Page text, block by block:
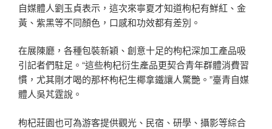
自媒體人劉玉貞表示，這次來寧夏才知道枸杞有鮮紅、金
黃、紫黑等不同顏色，口感和功效都有差別。
在展陳廳，各種包裝新穎、創意十足的枸杞深加工產品吸
引記者們駐足。“這些枸杞衍生產品更契合青年群體消費習
慣，尤其剛才喝的那杯枸杞生椰拿鐵讓人驚艷。”臺青自媒
體人吳芃霆說。
枸杞莊園也可為游客提供觀光、民宿、研學、攝影等綜合